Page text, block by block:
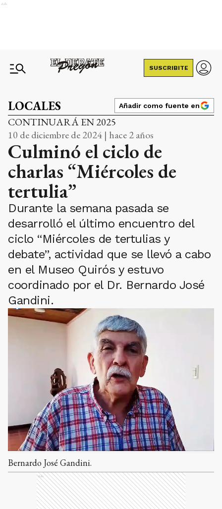
Ads
SUSCRIBITE
LOCALES Añadir como fuente en
CONTINUARÁ EN 2025
10 de diciembre de 2024 | hace 2 años
Culminó el ciclo de
charlas “Miércoles de
tertulia”
Durante la semana pasada se
desarrolló el último encuentro del
ciclo “Miércoles de tertulias y
debate”, actividad que se llevó a cabo
en el Museo Quirós y estuvo
coordinado por el Dr. Bernardo José
Gandini.
Bernardo José Gandini.
Ads